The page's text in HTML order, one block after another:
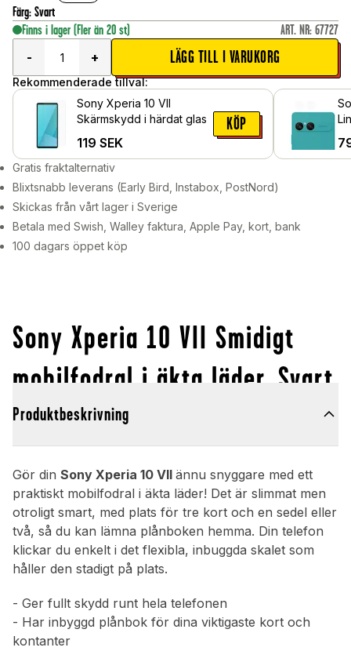
Färg: Svart
Finns i lager (Fler än 20 st) ART. NR: 67727
-
+ LÄGG TILL I VARUKORG
Rekommenderade tillval:
Sony Xperia 10 VII
Skärmskydd i härdat glas
119 SEK
KÖP
Gratis fraktalternativ
Blixtsnabb leverans (Early Bird, Instabox, PostNord)
Skickas från vårt lager i Sverige
Betala med Swish, Walley faktura, Apple Pay, kort, bank
100 dagars öppet köp
Sony Xperia 10 VII Smidigt
mobilfodral i äkta läder, Svart
Produktbeskrivning
Gör din Sony Xperia 10 VII ännu snyggare med ett
praktiskt mobilfodral i äkta läder! Det är slimmat men
otroligt smart, med plats för tre kort och en sedel eller
två, så du kan lämna plånboken hemma. Din telefon
klickar du enkelt i det flexibla, inbuggda skalet som
håller den stadigt på plats.
- Ger fullt skydd runt hela telefonen
- Har inbyggd plånbok för dina viktigaste kort och
kontanter